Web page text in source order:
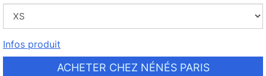
Infos produit
ACHETER CHEZ NÉNÉS PARIS